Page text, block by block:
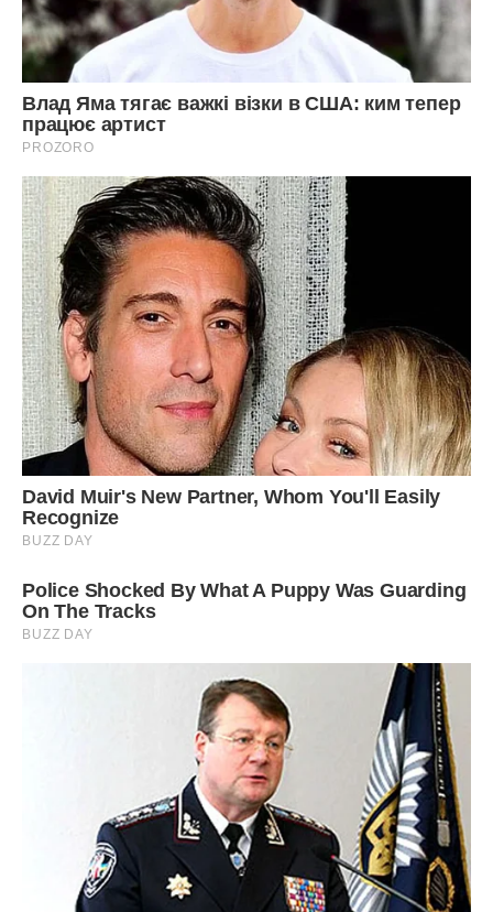
Він не погодився, хоча грошей накопичена вже пристойна
сума і в нашому місті можна на ці гроші купити
однокімнатну квартиру або свій невеликий будинок.
Після наступної поїздки, через два місяці, з’явився знову.
Визнав, що робив все під впливом матері і тільки зараз
зрозумів і пообіцяв зняти житло. Наплів щось про покупку
квартири і особисте щастя. Я повірила тоді. Це зараз я
вже не вірю йому …
«Вернись до моєї мами, посидиш у неї якийсь час, знайди
квартиру, дай заставу, а я приїду і ми тут же її купимо!» Я
повірила.
Повернулася до свекрухи, не дивлячись на те, що на
своїй території вона стала знову гнобити мене і